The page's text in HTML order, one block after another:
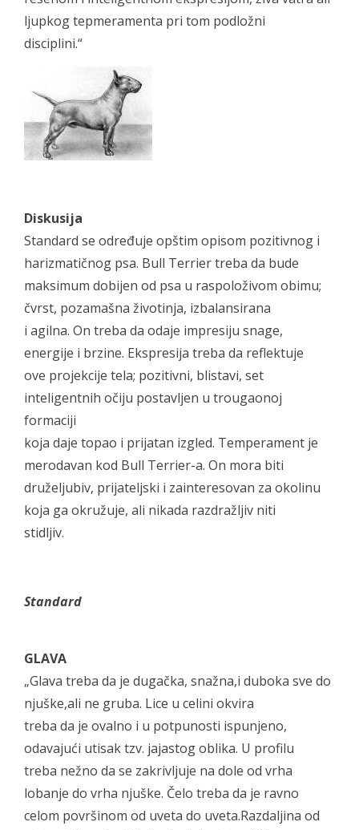
ljupkog tepmeramenta pri tom podložni
disciplini.“
Diskusija
Standard se određuje opštim opisom pozitivnog i
harizmatičnog psa. Bull Terrier treba da bude
maksimum dobijen od psa u raspoloživom obimu;
čvrst, pozamašna životinja, izbalansirana
i agilna. On treba da odaje impresiju snage,
energije i brzine. Ekspresija treba da reflektuje
ove projekcije tela; pozitivni, blistavi, set
inteligentnih očiju postavljen u trougaonoj
formaciji
koja daje topao i prijatan izgled. Temperament je
merodavan kod Bull Terrier-a. On mora biti
druželjubiv, prijateljski i zainteresovan za okolinu
koja ga okružuje, ali nikada razdražljiv niti
stidljiv.
Standard
GLAVA
„Glava treba da je dugačka, snažna,i duboka sve do
njuške,ali ne gruba. Lice u celini okvira
treba da je ovalno i u potpunosti ispunjeno,
odavajući utisak tzv. jajastog oblika. U profilu
treba nežno da se zakrivljuje na dole od vrha
lobanje do vrha njuške. Čelo treba da je ravno
celom površinom od uveta do uveta.Razdaljina od